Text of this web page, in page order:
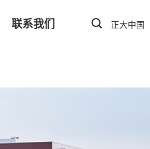
联系我们 正大中国